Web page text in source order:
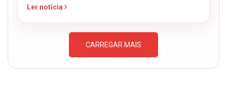
Ler notícia
CARREGAR MAIS